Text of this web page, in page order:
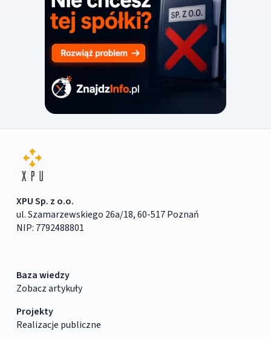
XPU Sp. z o.o.
ul. Szamarzewskiego 26a/18, 60-517 Poznań
NIP: 7792488801
Baza wiedzy
Zobacz artykuły
Projekty
Realizacje publiczne